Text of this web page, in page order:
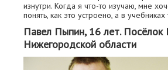
изнутри. Когда я что-то изучаю, мне
понять, как это устроено, а в учебниках
Павел Пыпин, 16 лет. Посёлок
Нижегородской области